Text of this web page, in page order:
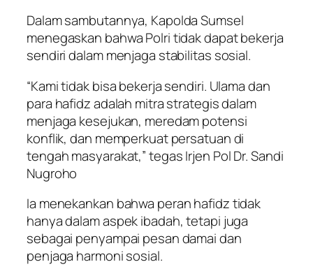
Dalam sambutannya, Kapolda Sumsel
menegaskan bahwa Polri tidak dapat bekerja
sendiri dalam menjaga stabilitas sosial.
“Kami tidak bisa bekerja sendiri. Ulama dan
para hafidz adalah mitra strategis dalam
menjaga kesejukan, meredam potensi
konflik, dan memperkuat persatuan di
tengah masyarakat,” tegas Irjen Pol Dr. Sandi
Nugroho
Ia menekankan bahwa peran hafidz tidak
hanya dalam aspek ibadah, tetapi juga
sebagai penyampai pesan damai dan
penjaga harmoni sosial.